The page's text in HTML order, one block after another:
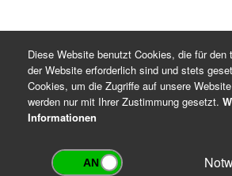
Diese Website benutzt Cookies, die für den
der Website erforderlich sind und stets
Cookies, um die Zugriffe auf unsere
werden nur mit Ihrer Zustimmung gesetzt.
Informationen